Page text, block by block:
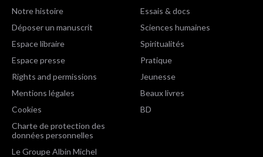
Notre histoire
Déposer un manuscrit
Espace libraire
Espace presse
Rights and permissions
Mentions légales
Cookies
Charte de protection des
données personnelles
Le Groupe Albin Michel
Essais & docs
Sciences humaines
Spiritualités
Pratique
Jeunesse
Beaux livres
BD